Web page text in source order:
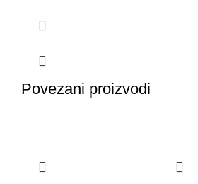
Povezani proizvodi